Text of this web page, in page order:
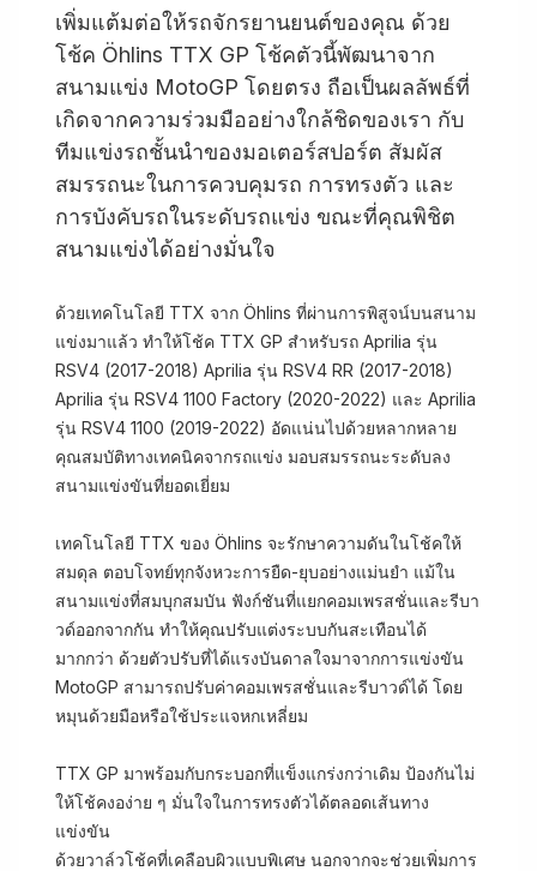
เพิ่มแต้มต่อให้รถจักรยานยนต์ของคุณ ด้วย
โช้ค Öhlins TTX GP โช้คตัวนี้พัฒนาจาก
สนามแข่ง MotoGP โดยตรง ถือเป็นผลลัพธ์ที่
เกิดจากความร่วมมืออย่างใกล้ชิดของเรา กับ
ทีมแข่งรถชั้นนำของมอเตอร์สปอร์ต สัมผัส
สมรรถนะในการควบคุมรถ การทรงตัว และ
การบังคับรถในระดับรถแข่ง ขณะที่คุณพิชิต
สนามแข่งได้อย่างมั่นใจ
ด้วยเทคโนโลยี TTX จาก Öhlins ที่ผ่านการพิสูจน์บนสนาม
แข่งมาแล้ว ทำให้โช้ค TTX GP สำหรับรถ Aprilia รุ่น
RSV4 (2017-2018) Aprilia รุ่น RSV4 RR (2017-2018)
Aprilia รุ่น RSV4 1100 Factory (2020-2022) และ Aprilia
รุ่น RSV4 1100 (2019-2022) อัดแน่นไปด้วยหลากหลาย
คุณสมบัติทางเทคนิคจากรถแข่ง มอบสมรรถนะระดับลง
สนามแข่งขันที่ยอดเยี่ยม
เทคโนโลยี TTX ของ Öhlins จะรักษาความดันในโช้คให้
สมดุล ตอบโจทย์ทุกจังหวะการยืด-ยุบอย่างแม่นยำ แม้ใน
สนามแข่งที่สมบุกสมบัน ฟังก์ชันที่แยกคอมเพรสชั่นและรีบา
วด์ออกจากกัน ทำให้คุณปรับแต่งระบบกันสะเทือนได้
มากกว่า ด้วยตัวปรับที่ได้แรงบันดาลใจมาจากการแข่งขัน
MotoGP สามารถปรับค่าคอมเพรสชั่นและรีบาวด์ได้ โดย
หมุนด้วยมือหรือใช้ประแจหกเหลี่ยม
TTX GP มาพร้อมกับกระบอกที่แข็งแกร่งกว่าเดิม ป้องกันไม่
ให้โช้คงอง่าย ๆ มั่นใจในการทรงตัวได้ตลอดเส้นทาง
แข่งขัน
ด้วยวาล์วโช้คที่เคลือบผิวแบบพิเศษ นอกจากจะช่วยเพิ่มการ